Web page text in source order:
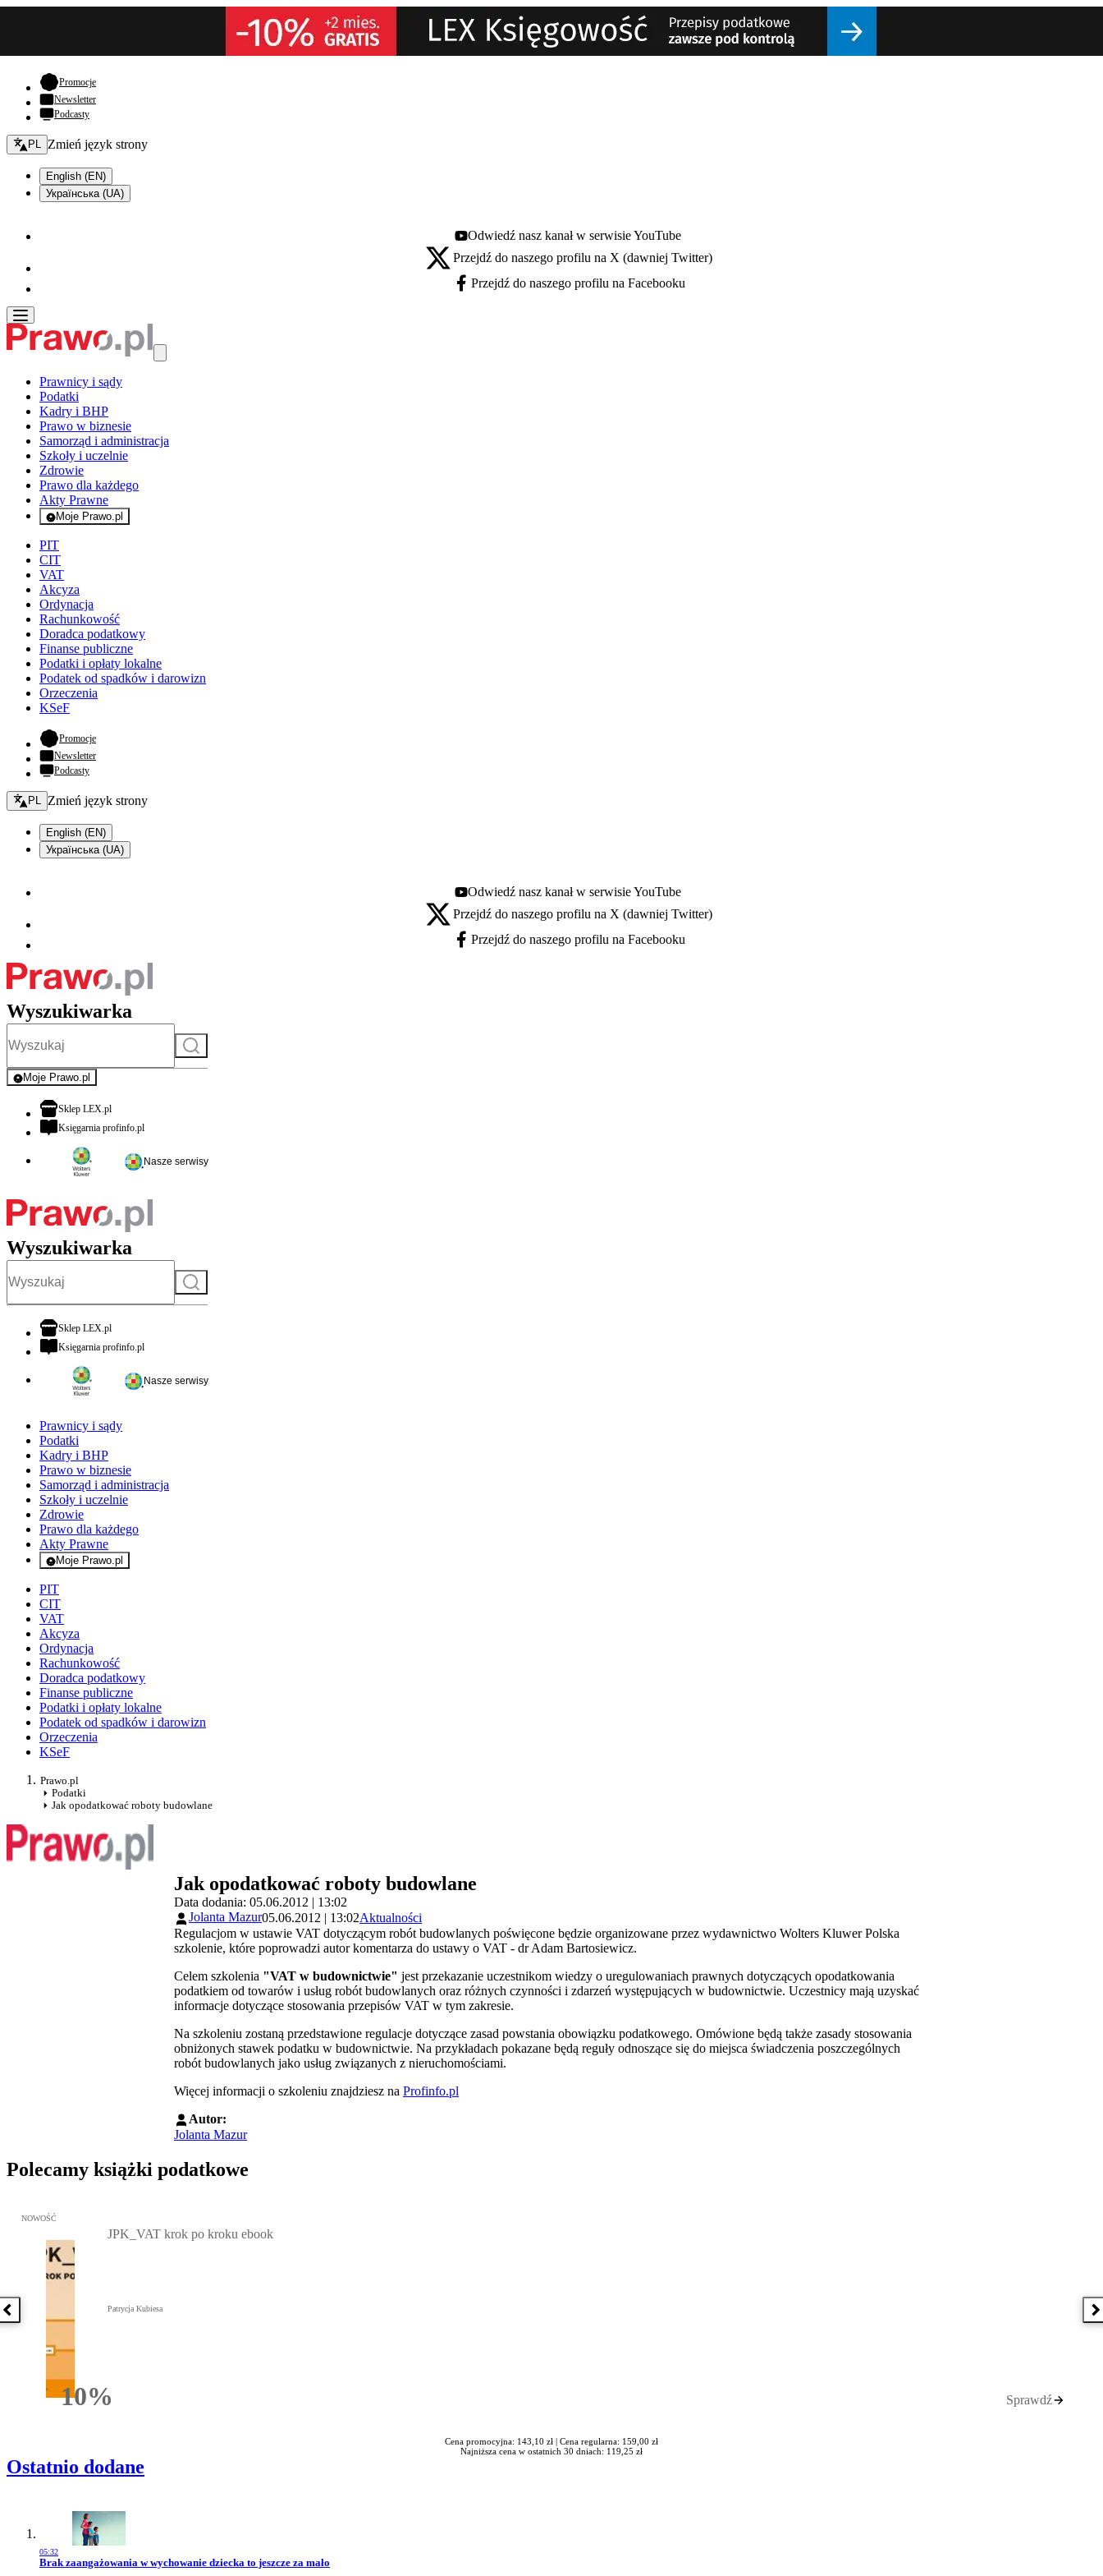
Promocje- otwiera się w nowej karcie
Newsletter
Podcasty
Zmień język - bieżący:
PL Zmień język strony
English (EN)
Українська (UA)
Youtube - otwiera się w nowej karcie
Odwiedź nasz kanał w serwisie YouTube
X - otwiera się w nowej karcie
Przejdź do naszego profilu na X (dawniej Twitter)
Facebook - otwiera się w nowej karcie
Przejdź do naszego profilu na Facebooku
Prawnicy i sądy
Podatki
Kadry i BHP
Prawo w biznesie
Samorząd i administracja
Szkoły i uczelnie
Zdrowie
Prawo dla każdego
Akty Prawne
Moje Prawo.pl
- rejestracja i logowanie do serwisu
PIT
CIT
VAT
Akcyza
Ordynacja
Rachunkowość
Doradca podatkowy
Finanse publiczne
Podatki i opłaty lokalne
Podatek od spadków i darowizn
Orzeczenia
KSeF
Promocje- otwiera się w nowej karcie
Newsletter
Podcasty
Zmień język - bieżący:
PL Zmień język strony
English (EN)
Українська (UA)
Youtube - otwiera się w nowej karcie
Odwiedź nasz kanał w serwisie YouTube
X - otwiera się w nowej karcie
Przejdź do naszego profilu na X (dawniej Twitter)
Facebook - otwiera się w nowej karcie
Przejdź do naszego profilu na Facebooku
Wyszukiwarka
Szukaj
Moje Prawo.pl
- rejestracja i logowanie do serwisu
Sklep LEX.plotwiera się w nowej karcie
Księgarnia profinfo.plotwiera się w nowej karcie
Nasze serwisy
Wyszukiwarka
Szukaj
Sklep LEX.plotwiera się w nowej karcie
Księgarnia profinfo.plotwiera się w nowej karcie
Nasze serwisy
Prawnicy i sądy
Podatki
Kadry i BHP
Prawo w biznesie
Samorząd i administracja
Szkoły i uczelnie
Zdrowie
Prawo dla każdego
Akty Prawne
Moje Prawo.pl
- rejestracja i logowanie do serwisu
PIT
CIT
VAT
Akcyza
Ordynacja
Rachunkowość
Doradca podatkowy
Finanse publiczne
Podatki i opłaty lokalne
Podatek od spadków i darowizn
Orzeczenia
KSeF
Prawo.pl
Podatki
Jak opodatkować roboty budowlane
Jak opodatkować roboty budowlane
Data dodania: 05.06.2012 | 13:02
Jolanta Mazur05.06.2012 | 13:02Aktualności
Regulacjom w ustawie VAT dotyczącym robót budowlanych poświęcone będzie organizowane przez wydawnictwo Wolters Kluwer Polska
szkolenie, które poprowadzi autor komentarza do ustawy o VAT - dr Adam Bartosiewicz.
Celem szkolenia "VAT w budownictwie" jest przekazanie uczestnikom wiedzy o uregulowaniach prawnych dotyczących opodatkowania
podatkiem od towarów i usług robót budowlanych oraz różnych czynności i zdarzeń występujących w budownictwie. Uczestnicy mają uzyskać
informacje dotyczące stosowania przepisów VAT w tym zakresie.
Na szkoleniu zostaną przedstawione regulacje dotyczące zasad powstania obowiązku podatkowego. Omówione będą także zasady stosowania
obniżonych stawek podatku w budownictwie. Na przykładach pokazane będą reguły odnoszące się do miejsca świadczenia poszczególnych
robót budowlanych jako usług związanych z nieruchomościami.
Więcej informacji o szkoleniu znajdziesz na Profinfo.pl
Autor:
Jolanta Mazur
Polecamy książki podatkowe
Poprzednia książka
Przejdź do: JPK_VAT krok po kroku ebook, Patrycja Kubiesa - otwiera się w nowym oknie
NOWOŚĆ
10%Rabatu
JPK_VAT krok po kroku ebook
Patrycja Kubiesa
Sprawdź
Cena promocyjna: 143,10 zł | Cena regularna: 159,00 zł
Najniższa cena w ostatnich 30 dniach: 119,25 zł
Ostatnio dodane
05:32
Przejdź do artykułu:
Brak zaangażowania w wychowanie dziecka to jeszcze za mało